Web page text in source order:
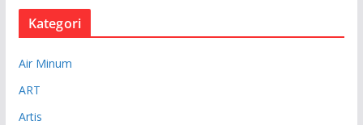
Kategori
Air Minum
ART
Artis